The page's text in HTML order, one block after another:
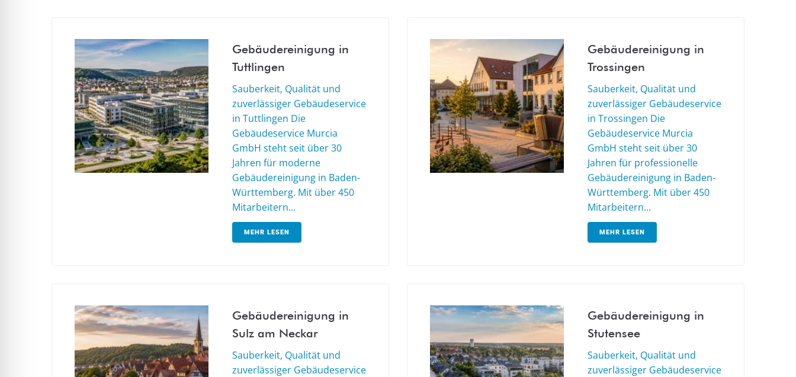
Gebäudereinigung in
Tuttlingen
Sauberkeit, Qualität und
zuverlässiger Gebäudeservice
in Tuttlingen Die
Gebäudeservice Murcia
GmbH steht seit über 30
Jahren für moderne
Gebäudereinigung in Baden-
Württemberg. Mit über 450
Mitarbeitern...
MEHR LESEN
Gebäudereinigung in
Trossingen
Sauberkeit, Qualität und
zuverlässiger Gebäudeservice
in Trossingen Die
Gebäudeservice Murcia
GmbH steht seit über 30
Jahren für professionelle
Gebäudereinigung in Baden-
Württemberg. Mit über 450
Mitarbeitern...
MEHR LESEN
Gebäudereinigung in
Sulz am Neckar
Sauberkeit, Qualität und
zuverlässiger Gebäudeservice
Gebäudereinigung in
Stutensee
Sauberkeit, Qualität und
zuverlässiger Gebäudeservice